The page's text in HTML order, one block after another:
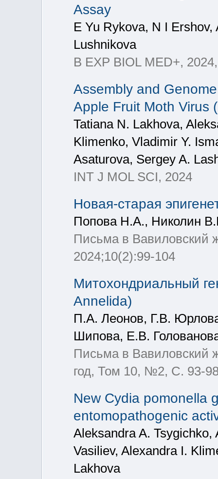
Assay
E Yu Rykova, N I
Lushnikova
B EXP BIOL MED+,
Assembly and
Apple Fruit Moth Virus
Tatiana N. Lakhova,
Klimenko, Vladimir Y.
Asaturova, Sergey A.
INT J MOL SCI, 2024
Новая-старая
Попова Н.А., Николин
Письма в Вавиловский
2024;10(2):99-104
Митохондриальный
Annelida)
П.А. Леонов, Г.В.
Шипова, Е.В.
Письма в Вавиловский
год, Том 10, №2, С. 93-
New Cydia pomonella
entomopathogenic
Aleksandra A. Tsygichko,
Vasiliev, Alexandra I.
Lakhova